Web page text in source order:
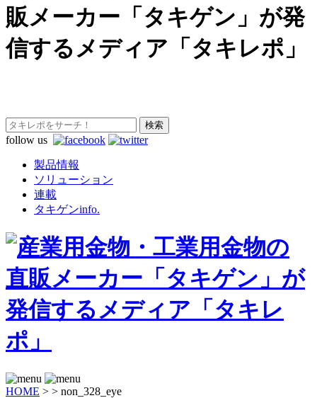
販メーカー「タキゲン」が発
信するメディア「タキレポ」
follow us
製品情報
ソリューション
連載
タキゲンinfo.
HOME > > non_328_eye